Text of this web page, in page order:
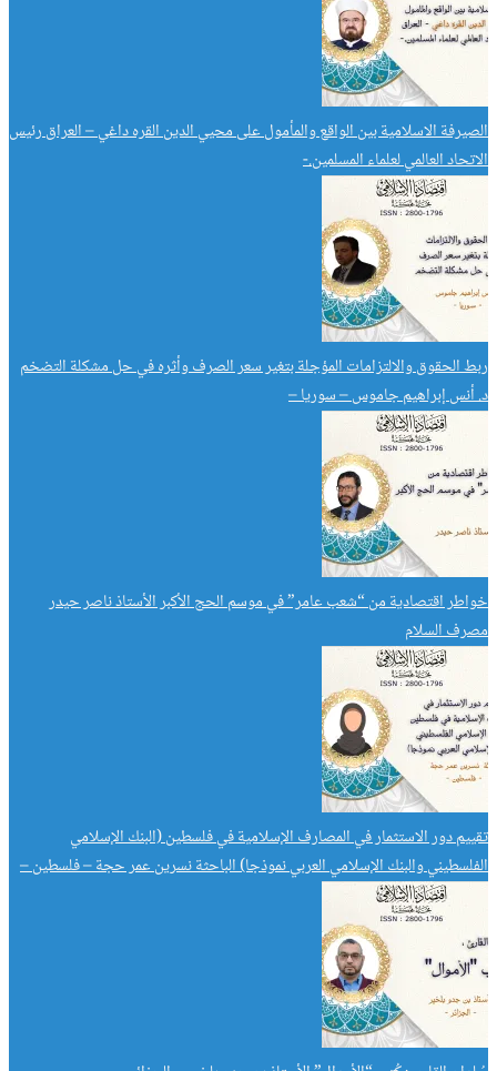
الصيرفة الاسلامية بين الواقع والمأمول على محيي الدين القره داغي – العراق رئيس
الاتحاد العالمي لعلماء المسلمين.-
ربط الحقوق والالتزامات المؤجلة بتغير سعر الصرف وأثره في حل مشكلة التضخم
د. أنس إبراهيم جاموس – سوريا –
خواطر اقتصادية من “شعب عامر” في موسم الحج الأكبر الأستاذ ناصر حيدر
مصرف السلام
تقييم دور الاستثمار في المصارف الإسلامية في فلسطين (البنك الإسلامي
الفلسطيني والبنك الإسلامي العربي نموذجا) الباحثة نسرين عمر حجة – فلسطين –